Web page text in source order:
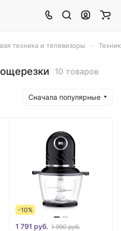
техника и телевизоры
10 товаров
Сначала популярные
-10%
1 791 руб. 1 990 руб.